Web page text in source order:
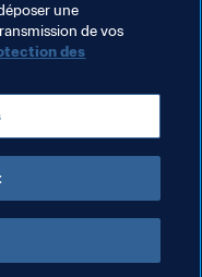
DONNÉES
réservés.
une
de vos
des